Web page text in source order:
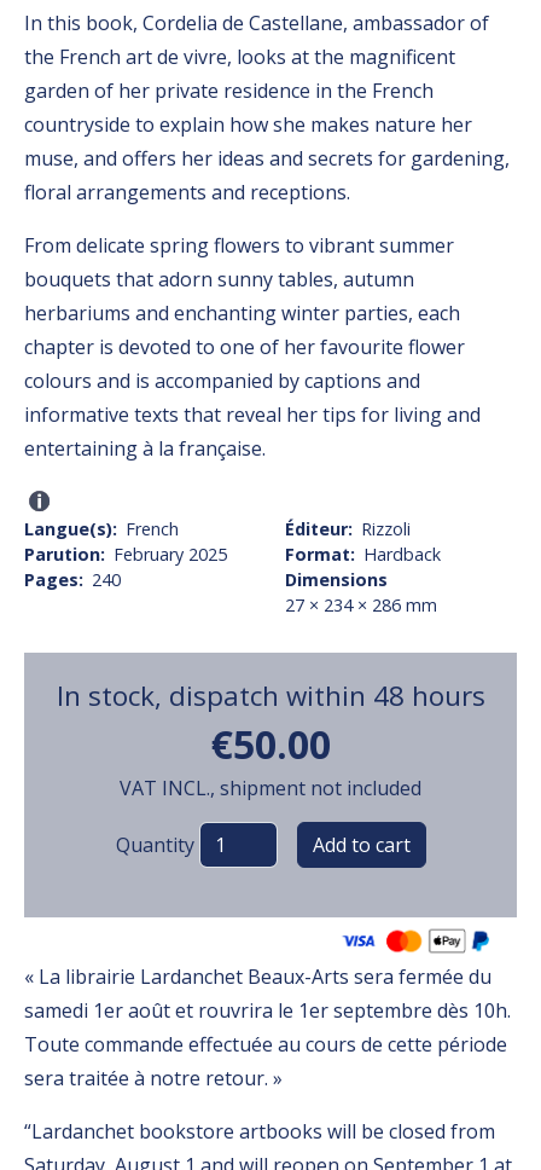
In this book, Cordelia de Castellane, ambassador of
the French art de vivre, looks at the magnificent
garden of her private residence in the French
countryside to explain how she makes nature her
muse, and offers her ideas and secrets for gardening,
floral arrangements and receptions.
From delicate spring flowers to vibrant summer
bouquets that adorn sunny tables, autumn
herbariums and enchanting winter parties, each
chapter is devoted to one of her favourite flower
colours and is accompanied by captions and
informative texts that reveal her tips for living and
entertaining à la française.
Langue(s)
French
Parution
February 2025
Pages
240
Éditeur
Rizzoli
Format
Hardback
Dimensions
27 × 234 × 286 mm
In stock, dispatch within 48 hours
€50.00
VAT INCL., shipment not included
Variations
Quantity
« La librairie Lardanchet Beaux-Arts sera fermée du
samedi 1er août et rouvrira le 1er septembre dès 10h.
Toute commande effectuée au cours de cette période
sera traitée à notre retour. »
“Lardanchet bookstore artbooks will be closed from